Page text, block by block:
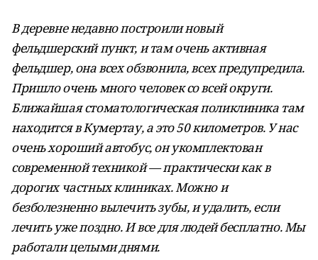
В деревне недавно построили новый
фельдшерский пункт, и там очень активная
фельдшер, она всех обзвонила, всех предупредила.
Пришло очень много человек со всей округи.
Ближайшая стоматологическая поликлиника там
находится в Кумертау, а это 50 километров. У нас
очень хороший автобус, он укомплектован
современной техникой — практически как в
дорогих частных клиниках. Можно и
безболезненно вылечить зубы, и удалить, если
лечить уже поздно. И все для людей бесплатно. Мы
работали целыми днями.